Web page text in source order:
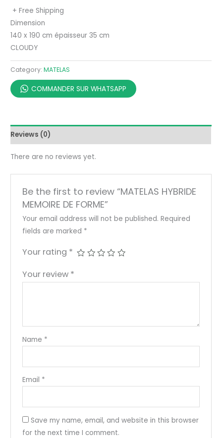
+ Free Shipping
Dimension
140 x 190 cm épaisseur 35 cm
CLOUDY
Category:MATELAS
COMMANDER SUR WHATSAPP
Reviews (0)
There are no reviews yet.
Be the first to review “MATELAS HYBRIDE
MEMOIRE DE FORME”
Your email address will not be published. Required
fields are marked *
Your rating *
Your review *
Name *
Email *
Save my name, email, and website in this browser
for the next time I comment.